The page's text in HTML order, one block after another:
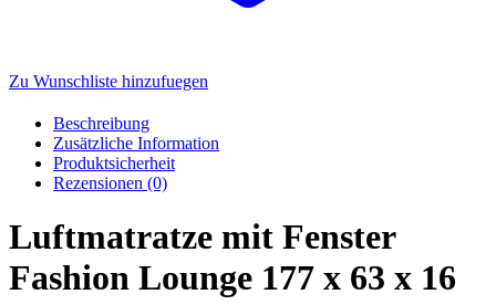
Zu Wunschliste hinzufuegen
Beschreibung
Zusätzliche Information
Produktsicherheit
Rezensionen (0)
Luftmatratze mit Fenster
Fashion Lounge 177 x 63 x 16